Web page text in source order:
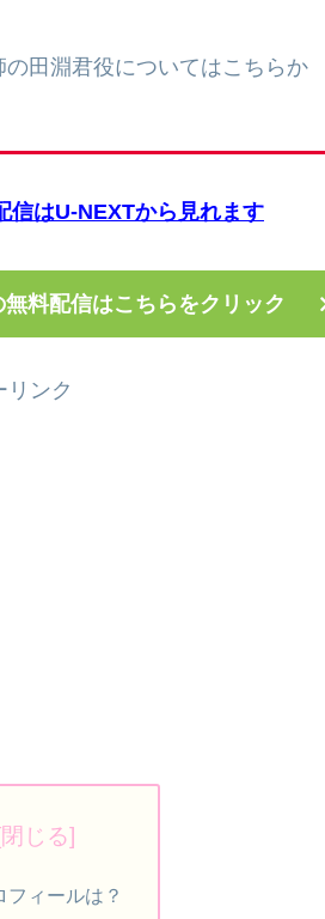
の田淵君役についてはこちらか
信はU-NEXTから見れます
料配信はこちらをクリック
リンク
フィールは？